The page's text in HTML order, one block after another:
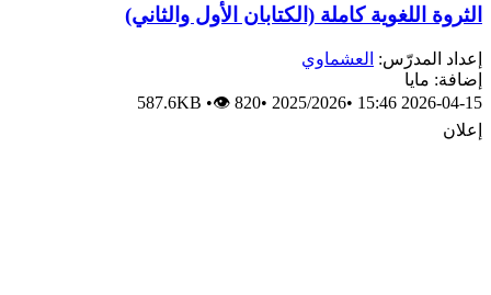
الثروة اللغوية كاملة (الكتابان الأول والثاني)
إعداد المدرّس: العشماوي
إضافة: مايا
2026-04-15 15:46
•
2025/2026
•
587.6KB •👁 820
إعلان